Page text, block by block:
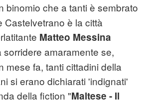
binomio che a tanti è sembrato
Castelvetrano è la città
Matteo Messina
sorridere amaramente se,
mese fa, tanti cittadini della
si erano dichiarati 'indignati'
della fiction "Maltese - Il